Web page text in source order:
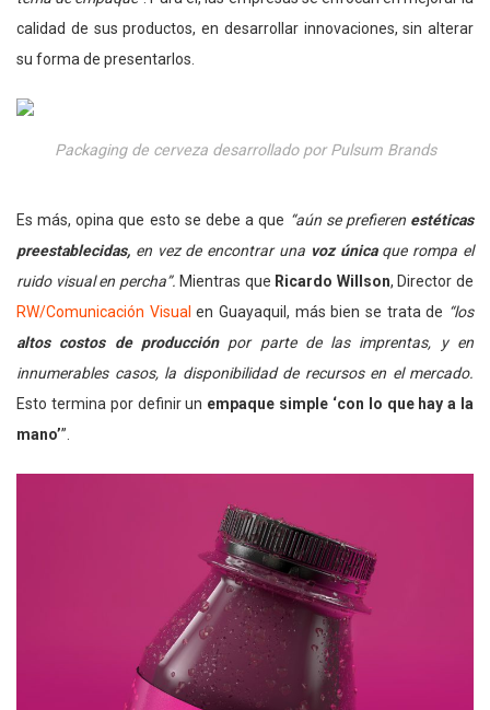
calidad de sus productos, en desarrollar innovaciones, sin alterar
su forma de presentarlos.
Packaging de cerveza desarrollado por Pulsum Brands
Es más, opina que esto se debe a que “aún se prefieren estéticas
preestablecidas, en vez de encontrar una voz únicaque rompa el
ruido visual en percha”. Mientras que Ricardo Willson, Director de
RW/Comunicación Visual en Guayaquil, más bien se trata de “los
altos costos de producciónpor parte de las imprentas, y en
innumerables casos, la disponibilidad de recursos en el mercado.
Esto termina por definir un empaque simple ‘con lo que hay a la
mano’”.